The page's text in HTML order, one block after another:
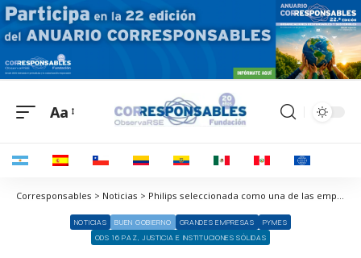
Aa
Corresponsables > Noticias > Philips seleccionada como una de las empresas más fiables del mundo desde la perspectiva de sus clientes, inversores y empleados
NOTICIAS BUEN GOBIERNO GRANDES EMPRESAS
PYMES
ODS 16 PAZ, JUSTICIA E INSTITUCIONES SÓLIDAS